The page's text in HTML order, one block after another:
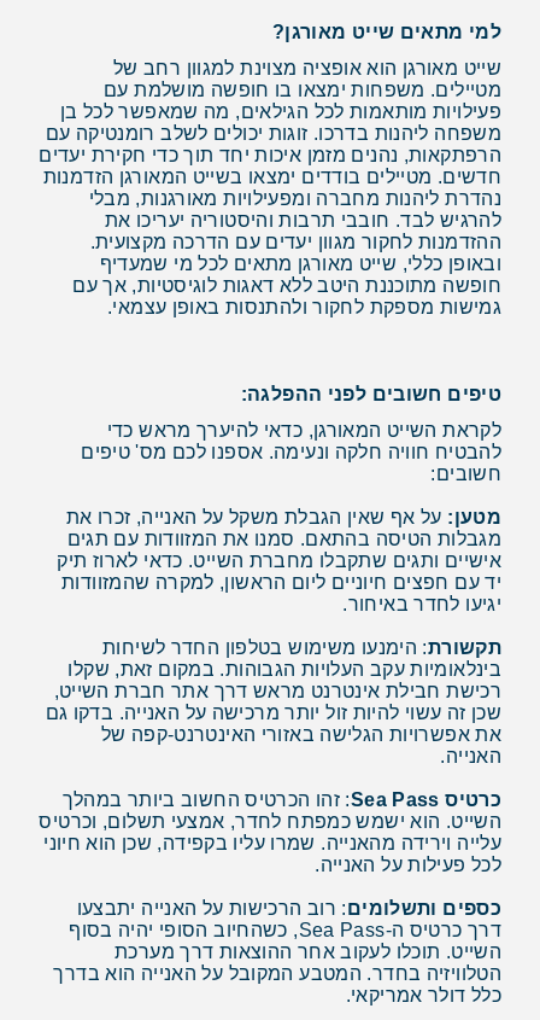
למי מתאים שייט מאורגן?
שייט מאורגן הוא אופציה מצוינת למגוון רחב של
מטיילים. משפחות ימצאו בו חופשה מושלמת עם
פעילויות מותאמות לכל הגילאים, מה שמאפשר לכל בן
משפחה ליהנות בדרכו. זוגות יכולים לשלב רומנטיקה עם
הרפתקאות, נהנים מזמן איכות יחד תוך כדי חקירת יעדים
חדשים. מטיילים בודדים ימצאו בשייט המאורגן הזדמנות
נהדרת ליהנות מחברה ומפעילויות מאורגנות, מבלי
להרגיש לבד. חובבי תרבות והיסטוריה יעריכו את
ההזדמנות לחקור מגוון יעדים עם הדרכה מקצועית.
ובאופן כללי, שייט מאורגן מתאים לכל מי שמעדיף
חופשה מתוכננת היטב ללא דאגות לוגיסטיות, אך עם
גמישות מספקת לחקור ולהתנסות באופן עצמאי.
טיפים חשובים לפני ההפלגה:
לקראת השייט המאורגן, כדאי להיערך מראש כדי
להבטיח חוויה חלקה ונעימה. אספנו לכם מס' טיפים
חשובים:
מטען: על אף שאין הגבלת משקל על האנייה, זכרו את
מגבלות הטיסה בהתאם. סמנו את המזוודות עם תגים
אישיים ותגים שתקבלו מחברת השייט. כדאי לארוז תיק
יד עם חפצים חיוניים ליום הראשון, למקרה שהמזוודות
יגיעו לחדר באיחור.
תקשורת: הימנעו משימוש בטלפון החדר לשיחות
בינלאומיות עקב העלויות הגבוהות. במקום זאת, שקלו
רכישת חבילת אינטרנט מראש דרך אתר חברת השייט,
שכן זה עשוי להיות זול יותר מרכישה על האנייה. בדקו גם
את אפשרויות הגלישה באזורי האינטרנט-קפה של
האנייה.
כרטיס Sea Pass
: זהו הכרטיס החשוב ביותר במהלך
השייט. הוא ישמש כמפתח לחדר, אמצעי תשלום, וכרטיס
עלייה וירידה מהאנייה. שמרו עליו בקפידה, שכן הוא חיוני
לכל פעילות על האנייה.
כספים ותשלומים: רוב הרכישות על האנייה יתבצעו
דרך כרטיס ה-Sea Pass, כשהחיוב הסופי יהיה בסוף
השייט. תוכלו לעקוב אחר ההוצאות דרך מערכת
הטלוויזיה בחדר. המטבע המקובל על האנייה הוא בדרך
כלל דולר אמריקאי.